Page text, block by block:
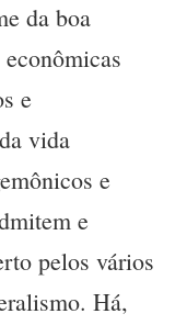
da boa
e
vida
e
e
pelos vários
Há,